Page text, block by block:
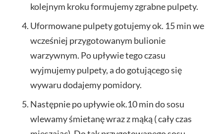
kolejnym kroku formujemy zgrabne pulpety.
Uformowane pulpety gotujemy ok. 15 min we
wcześniej przygotowanym bulionie
warzywnym. Po upływie tego czasu
wyjmujemy pulpety, a do gotującego się
wywaru dodajemy pomidory.
Następnie po upływie ok.10 min do sosu
wlewamy śmietanę wraz z mąką ( cały czas